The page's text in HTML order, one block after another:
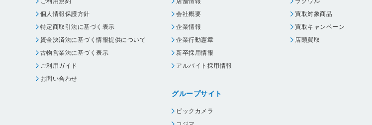
個人情報保護方針
特定商取引法に基づく表示
資金決済法に基づく情報提供について
古物営業法に基づく表示
ご利用ガイド
お問い合わせ
会社概要
企業情報
企業行動憲章
新卒採用情報
アルバイト採用情報
グループサイト
ビックカメラ
買取対象商品
買取キャンペーン
店頭買取